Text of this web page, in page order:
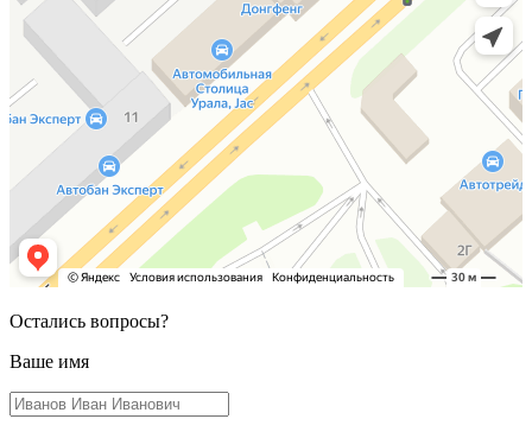
Остались вопросы?
Ваше имя